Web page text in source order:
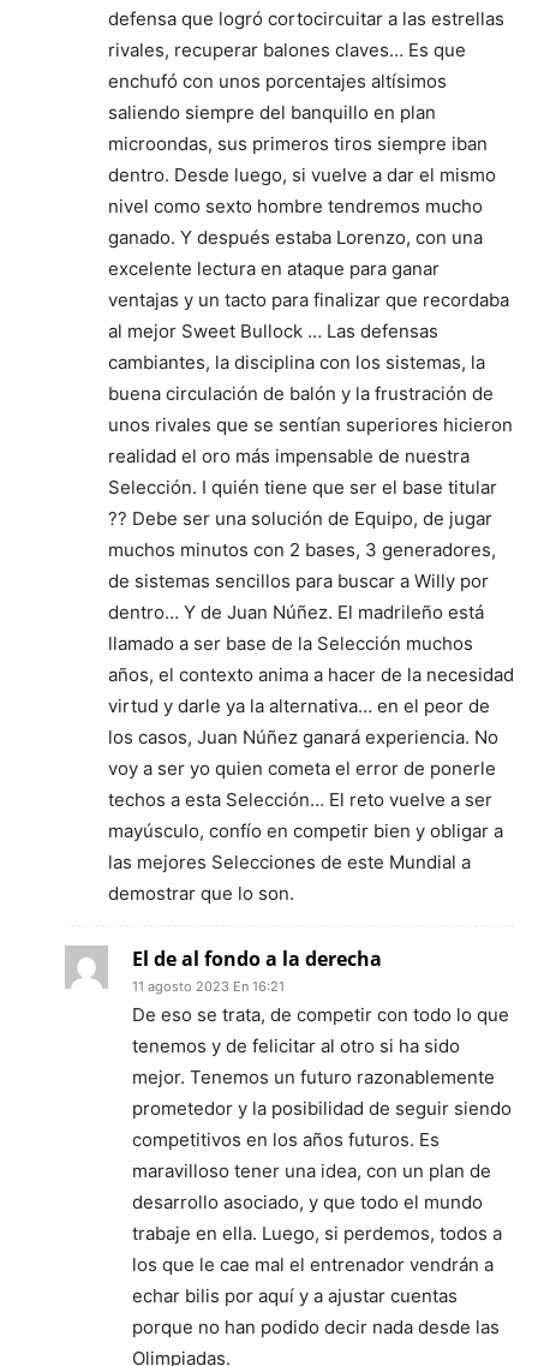
defensa que logró cortocircuitar a las estrellas
rivales, recuperar balones claves… Es que
enchufó con unos porcentajes altísimos
saliendo siempre del banquillo en plan
microondas, sus primeros tiros siempre iban
dentro. Desde luego, si vuelve a dar el mismo
nivel como sexto hombre tendremos mucho
ganado. Y después estaba Lorenzo, con una
excelente lectura en ataque para ganar
ventajas y un tacto para finalizar que recordaba
al mejor Sweet Bullock … Las defensas
cambiantes, la disciplina con los sistemas, la
buena circulación de balón y la frustración de
unos rivales que se sentían superiores hicieron
realidad el oro más impensable de nuestra
Selección. I quién tiene que ser el base titular
?? Debe ser una solución de Equipo, de jugar
muchos minutos con 2 bases, 3 generadores,
de sistemas sencillos para buscar a Willy por
dentro… Y de Juan Núñez. El madrileño está
llamado a ser base de la Selección muchos
años, el contexto anima a hacer de la necesidad
virtud y darle ya la alternativa… en el peor de
los casos, Juan Núñez ganará experiencia. No
voy a ser yo quien cometa el error de ponerle
techos a esta Selección… El reto vuelve a ser
mayúsculo, confío en competir bien y obligar a
las mejores Selecciones de este Mundial a
demostrar que lo son.
El de al fondo a la derecha
11 agosto 2023 En 16:21
De eso se trata, de competir con todo lo que
tenemos y de felicitar al otro si ha sido
mejor. Tenemos un futuro razonablemente
prometedor y la posibilidad de seguir siendo
competitivos en los años futuros. Es
maravilloso tener una idea, con un plan de
desarrollo asociado, y que todo el mundo
trabaje en ella. Luego, si perdemos, todos a
los que le cae mal el entrenador vendrán a
echar bilis por aquí y a ajustar cuentas
porque no han podido decir nada desde las
Olimpiadas.